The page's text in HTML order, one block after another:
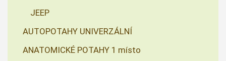
JEEP
AUTOPOTAHY UNIVERZÁLNÍ
ANATOMICKÉ POTAHY 1 místo